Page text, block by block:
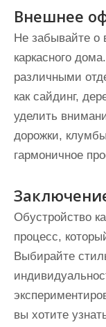
Внешнее
Не забывайте
каркасного
различными
как сайдинг,
уделить
дорожки,
гармоничное
Обустройство
процесс,
Выбирайте
вы хотите